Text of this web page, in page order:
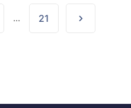
... 21